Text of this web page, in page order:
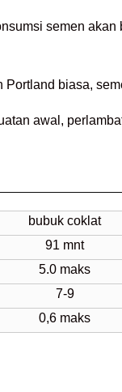
semen akan
biasa,
awal,
bubuk coklat
91 mnt
5.0 maks
7-9
0,6 maks